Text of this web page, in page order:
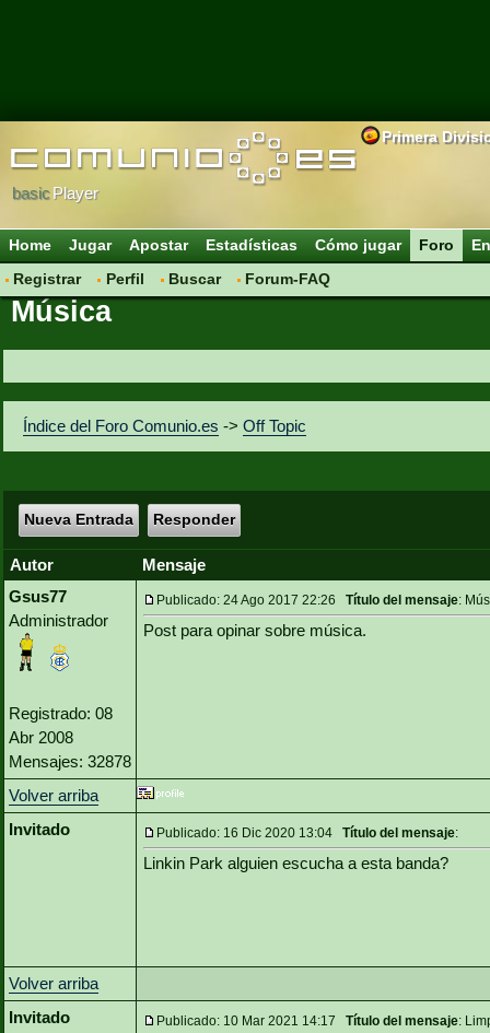
Primera
basicPlayer
Home Jugar Apostar Estadísticas Cómo jugar
Foro
Registrar
Perfil Buscar Forum-FAQ
Música
Índice del Foro Comunio.es ->Off Topic
Nueva Entrada Responder
Autor
Mensaje
Gsus77
Administrador
Registrado: 08
Abr 2008
Mensajes: 32878
Publicado: 24 Ago 2017 22:26 Título del mensaje:
Post para opinar sobre música.
Volver arriba
Invitado
Publicado: 16 Dic 2020 13:04 Título del mensaje:
Linkin Park alguien escucha a esta banda?
Volver arriba
Invitado
Publicado: 10 Mar 2021 14:17 Título del mensaje: